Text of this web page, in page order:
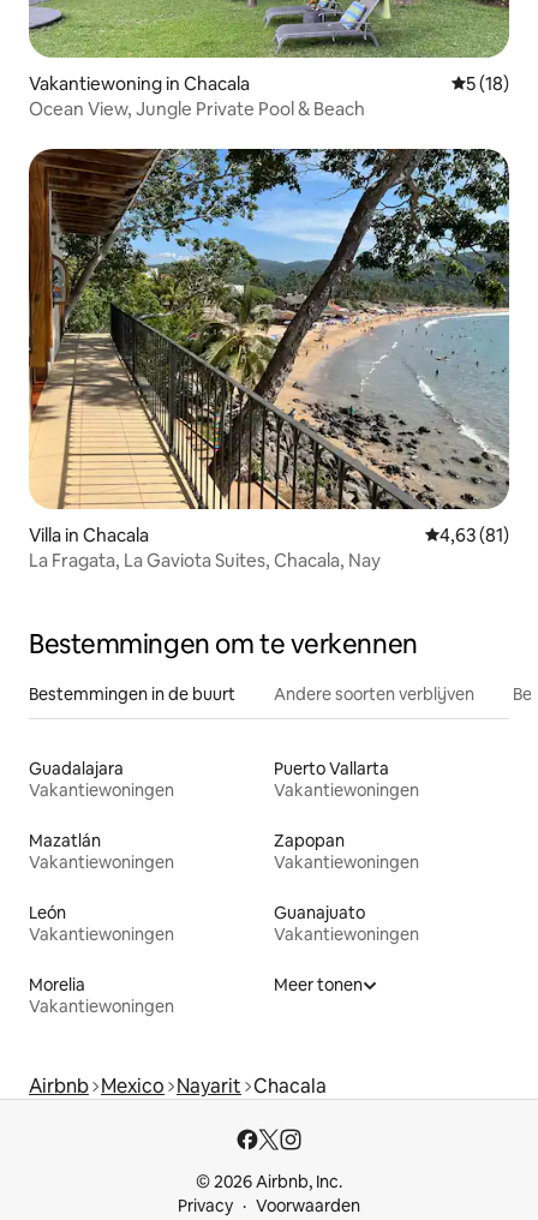
Vakantiewoning in Chacala
5 (18)
Ocean View, Jungle Private Pool & Beach
Villa in Chacala Gemiddelde
4,63 (81)
La Fragata, La Gaviota Suites, Chacala, Nay
Bestemmingen om te verkennen
Bestemmingen in de buurt Andere soorten verblijven
Guadalajara
Vakantiewoningen
Puerto Vallarta
Vakantiewoningen
Mazatlán
Vakantiewoningen
Zapopan
Vakantiewoningen
León
Vakantiewoningen
Guanajuato
Vakantiewoningen
Morelia
Vakantiewoningen
Meer tonen
Airbnb Mexico Nayarit Chacala
© 2026 Airbnb, Inc.
Privacy
Voorwaarden